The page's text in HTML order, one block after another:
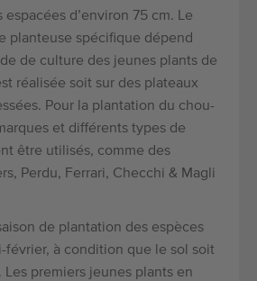
d’environ 75 cm. Le
planteuse spécifique dépend
de culture des jeunes plants de
réalisée soit sur des plateaux
Pour la plantation du chou-
et différents types de
être utilisés, comme des
Perdu, Ferrari, Checchi & Magli
de plantation des espèces
février, à condition que le sol soit
Les premiers jeunes plants en